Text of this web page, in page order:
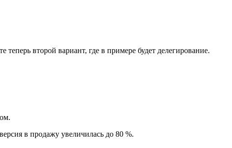
теперь второй вариант, где в примере будет делегирование.
в продажу увеличилась до 80 %.